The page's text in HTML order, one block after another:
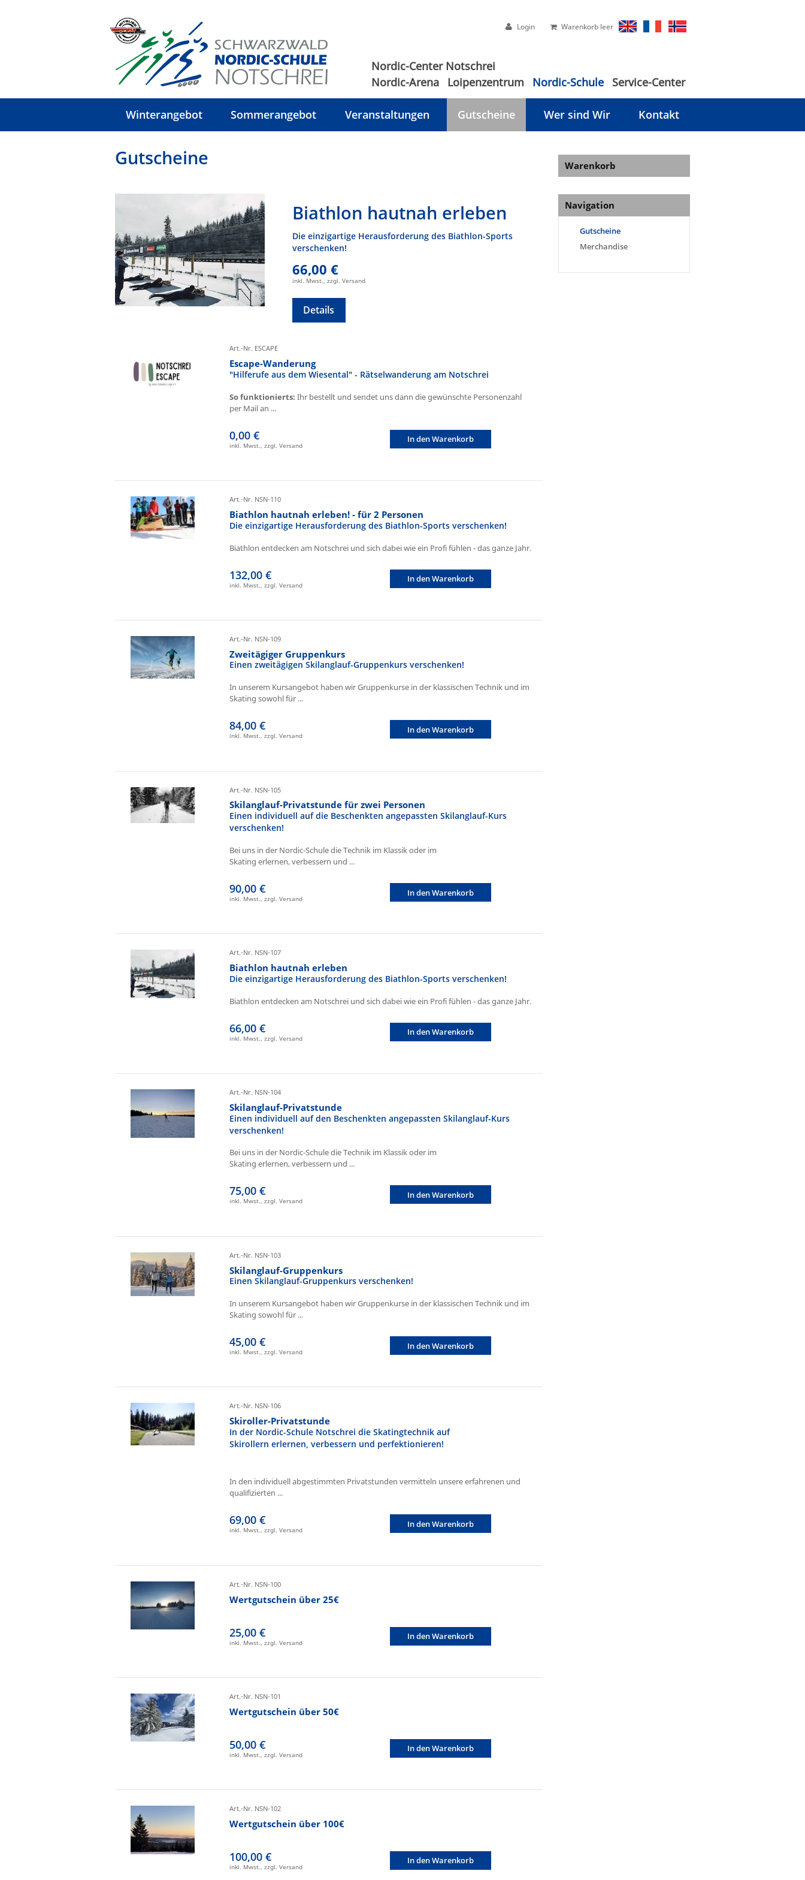
Login Warenkorb leer
Nordic-Center Notschrei
Nordic-Arena
Loipenzentrum Nordic-Schule Service-Center
Winterangebot Sommerangebot Veranstaltungen Gutscheine Wer sind Wir Kontakt
Gutscheine
Biathlon hautnah erleben
Die einzigartige Herausforderung des Biathlon-Sports
verschenken!
66,00 €
inkl. Mwst., zzgl. Versand
Details
Art.-Nr. ESCAPE
Escape-Wanderung
"Hilferufe aus dem Wiesental" - Rätselwanderung am Notschrei
So funktionierts: Ihr bestellt und sendet uns dann die gewünschte Personenzahl
per Mail an ...
0,00 €
inkl. Mwst., zzgl. Versand
In den Warenkorb
Art.-Nr. NSN-110
Biathlon hautnah erleben! - für 2 Personen
Die einzigartige Herausforderung des Biathlon-Sports verschenken!
Biathlon entdecken am Notschrei und sich dabei wie ein Profi fühlen - das ganze Jahr.
132,00 €
inkl. Mwst., zzgl. Versand
In den Warenkorb
Art.-Nr. NSN-109
Zweitägiger Gruppenkurs
Einen zweitägigen Skilanglauf-Gruppenkurs verschenken!
In unserem Kursangebot haben wir Gruppenkurse in der klassischen Technik und im
Skating sowohl für ...
84,00 €
inkl. Mwst., zzgl. Versand
In den Warenkorb
Art.-Nr. NSN-105
Skilanglauf-Privatstunde für zwei Personen
Einen individuell auf die Beschenkten angepassten Skilanglauf-Kurs
verschenken!
Bei uns in der Nordic-Schule die Technik im Klassik oder im
Skating erlernen, verbessern und ...
90,00 €
inkl. Mwst., zzgl. Versand
In den Warenkorb
Art.-Nr. NSN-107
Biathlon hautnah erleben
Die einzigartige Herausforderung des Biathlon-Sports verschenken!
Biathlon entdecken am Notschrei und sich dabei wie ein Profi fühlen - das ganze Jahr.
66,00 €
inkl. Mwst., zzgl. Versand
In den Warenkorb
Art.-Nr. NSN-104
Skilanglauf-Privatstunde
Einen individuell auf den Beschenkten angepassten Skilanglauf-Kurs
verschenken!
Bei uns in der Nordic-Schule die Technik im Klassik oder im
Skating erlernen, verbessern und ...
75,00 €
inkl. Mwst., zzgl. Versand
In den Warenkorb
Art.-Nr. NSN-103
Skilanglauf-Gruppenkurs
Einen Skilanglauf-Gruppenkurs verschenken!
In unserem Kursangebot haben wir Gruppenkurse in der klassischen Technik und im
Skating sowohl für ...
45,00 €
inkl. Mwst., zzgl. Versand
In den Warenkorb
Art.-Nr. NSN-106
Skiroller-Privatstunde
In der Nordic-Schule Notschrei die Skatingtechnik auf
Skirollern erlernen, verbessern und perfektionieren!
In den individuell abgestimmten Privatstunden vermitteln unsere erfahrenen und
qualifizierten ...
69,00 €
inkl. Mwst., zzgl. Versand
In den Warenkorb
Art.-Nr. NSN-100
Wertgutschein über 25€
25,00 €
inkl. Mwst., zzgl. Versand
In den Warenkorb
Art.-Nr. NSN-101
Wertgutschein über 50€
50,00 €
inkl. Mwst., zzgl. Versand
In den Warenkorb
Art.-Nr. NSN-102
Wertgutschein über 100€
100,00 €
inkl. Mwst., zzgl. Versand
In den Warenkorb
Warenkorb
Navigation
Gutscheine
Merchandise